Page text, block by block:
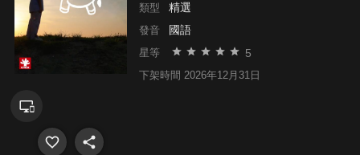
類型 精選
發音 國語
星等 5
下架時間 2026年12月31日